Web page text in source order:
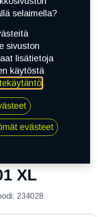
SNOWLINK PL01 XL
XL
234028
selaimella?
sivuston
lisätietoja
käytöstä
.
evästeet